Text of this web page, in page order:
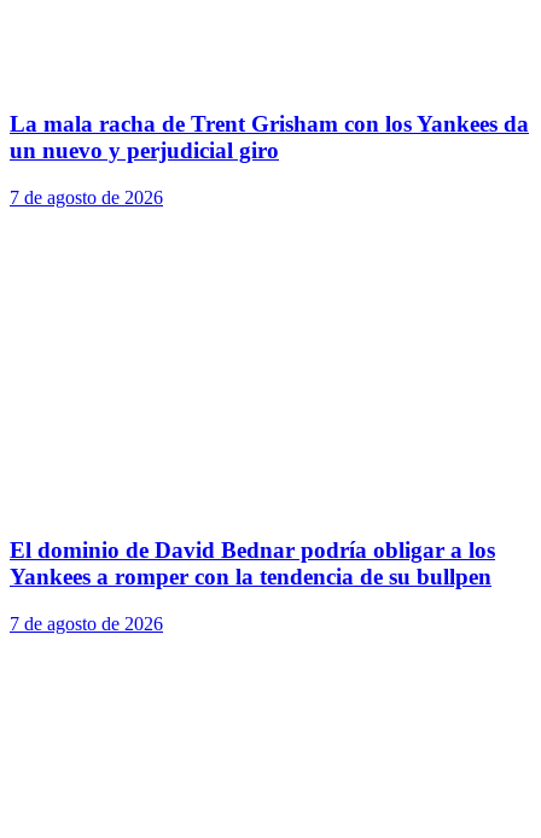
La mala racha de Trent Grisham con los Yankees da
un nuevo y perjudicial giro
7 de agosto de 2026
El dominio de David Bednar podría obligar a los
Yankees a romper con la tendencia de su bullpen
7 de agosto de 2026